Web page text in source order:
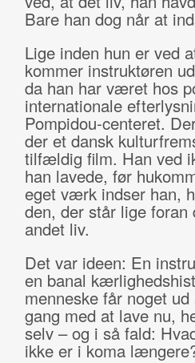
Bare han dog når at
Lige inden hun er ved
kommer instruktøren
da han har været hos
internationale
Pompidou-centeret.
der et dansk
tilfældig film. Han ved
han lavede, før
eget værk indser han,
den, der står lige
andet liv.
Det var ideen: En
en banal
menneske får noget
gang med at lave nu,
selv – og i så fald:
ikke er i koma